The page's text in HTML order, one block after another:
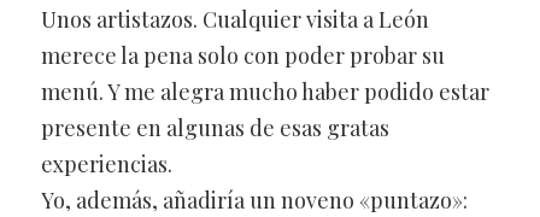
Unos artistazos. Cualquier visita a León
merece la pena solo con poder probar su
menú. Y me alegra mucho haber podido estar
presente en algunas de esas gratas
experiencias.
Yo, además, añadiría un noveno «puntazo»: